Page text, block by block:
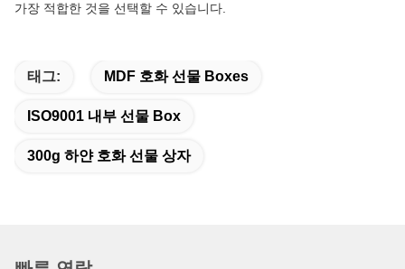
가장 적합한 것을 선택할 수 있습니다.
태그: MDF 호화 선물 Boxes
ISO9001 내부 선물 Box
300g 하얀 호화 선물 상자